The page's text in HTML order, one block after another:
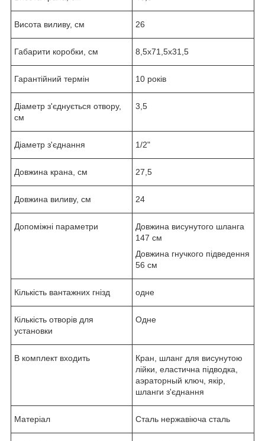
Висота виливу, см 26
Габарити коробки, см 8,5х71,5х31,5
Гарантійний термін 10 років
Діаметр з'єднується отвору,
см
3,5
Діаметр з'єднання 1/2"
Довжина крана, см 27,5
Довжина виливу, см 24
Допоміжні параметри
Довжина висунутого шланга
147 см
Довжина гнучкого підведення
56 см
Кількість вантажних гнізд одне
Кількість отворів для
установки
Одне
В комплект входить
Кран, шланг для висунутою
лійки, еластична підводка,
аэраторный ключ, якір,
шланги з'єднання
Матеріал Сталь нержавіюча сталь